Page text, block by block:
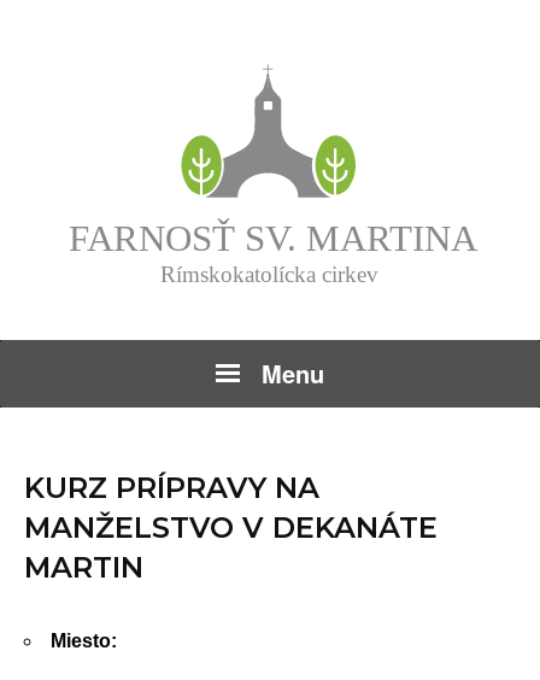
Menu
KURZ PRÍPRAVY NA
MANŽELSTVO V DEKANÁTE
MARTIN
Miesto: